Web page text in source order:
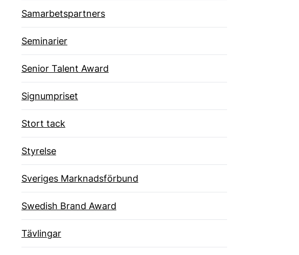
Samarbetspartners
Seminarier
Senior Talent Award
Signumpriset
Stort tack
Styrelse
Sveriges Marknadsförbund
Swedish Brand Award
Tävlingar